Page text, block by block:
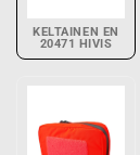
KELTAINEN EN
20471 HIVIS